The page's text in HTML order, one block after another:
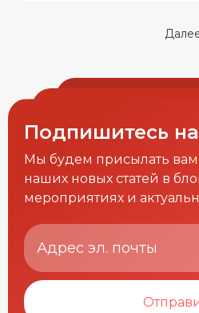
Подпишитесь
Мы будем присылать вам
наших новых статей в
мероприятиях и